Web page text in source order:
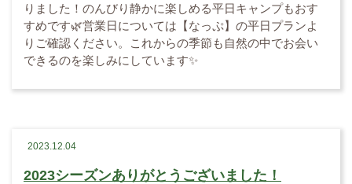
りました！のんびり静かに楽しめる平日キャンプもおす
すめです🌿営業日については【なっぷ】の平日プランよ
りご確認ください。これからの季節も自然の中でお会い
できるのを楽しみにしています✨
2023.12.04
2023シーズンありがとうございました！